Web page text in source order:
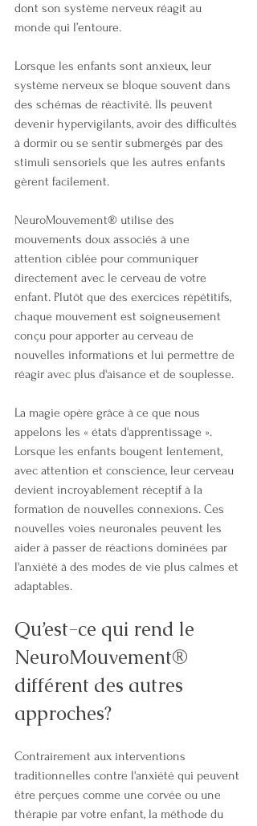
dont son système nerveux réagit au
monde qui l’entoure.
Lorsque les enfants sont anxieux, leur
système nerveux se bloque souvent dans
des schémas de réactivité. Ils peuvent
devenir hypervigilants, avoir des difficultés
à dormir ou se sentir submergés par des
stimuli sensoriels que les autres enfants
gèrent facilement.
NeuroMouvement® utilise des
mouvements doux associés à une
attention ciblée pour communiquer
directement avec le cerveau de votre
enfant. Plutôt que des exercices répétitifs,
chaque mouvement est soigneusement
conçu pour apporter au cerveau de
nouvelles informations et lui permettre de
réagir avec plus d'aisance et de souplesse.
La magie opère grâce à ce que nous
appelons les « états d'apprentissage ».
Lorsque les enfants bougent lentement,
avec attention et conscience, leur cerveau
devient incroyablement réceptif à la
formation de nouvelles connexions. Ces
nouvelles voies neuronales peuvent les
aider à passer de réactions dominées par
l'anxiété à des modes de vie plus calmes et
adaptables.
Qu’est-ce qui rend le
NeuroMouvement®
différent des autres
approches?
Contrairement aux interventions
traditionnelles contre l'anxiété qui peuvent
être perçues comme une corvée ou une
thérapie par votre enfant, la méthode du